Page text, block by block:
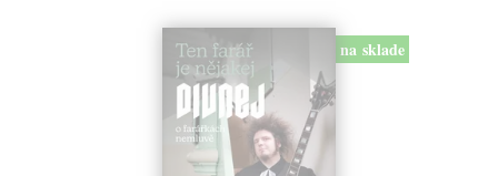
na sklade